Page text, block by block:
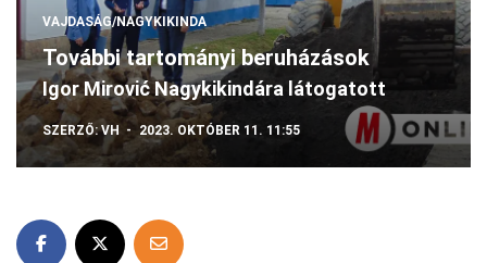
VAJDASÁG/NAGYKIKINDA
További tartományi beruházások
Igor Mirović Nagykikindára látogatott
SZERZŐ:VH 2023. OKTÓBER 11. 11:55